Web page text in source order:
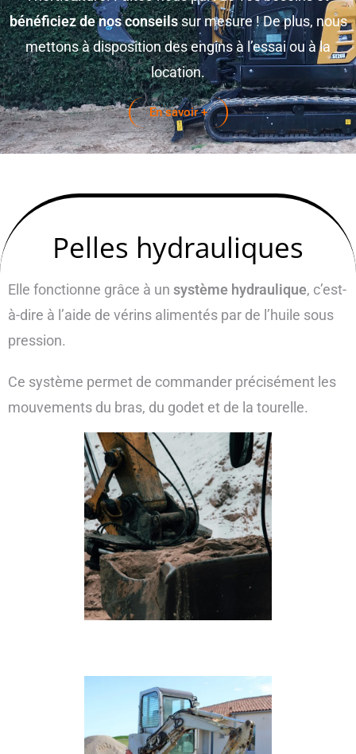
bénéficiez de nos conseilssur mesure ! De plus, nous
mettons à disposition des engins à l’essai ou à la
location.
En savoir +
Pelles hydrauliques
Elle fonctionne grâce à un système hydraulique, c’est-
à-dire à l’aide de vérins alimentés par de l’huile sous
pression.
Ce système permet de commander précisément les
mouvements du bras, du godet et de la tourelle.